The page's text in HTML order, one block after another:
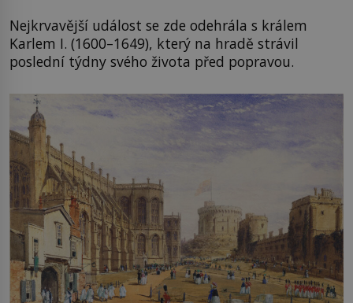
Nejkrvavější událost se zde odehrála s králem
Karlem I. (1600–1649), který na hradě strávil
poslední týdny svého života před popravou.